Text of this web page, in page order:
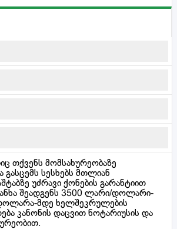
თქვენს მომსახურეობაზე
სესხებს მთლიან
უძრავი ქონების გარანტიით
შეადგენს 3500 ლარი/დოლარი-
მდე ხელშეკრულების
კანონის დაცვით ნოტარიუსის და